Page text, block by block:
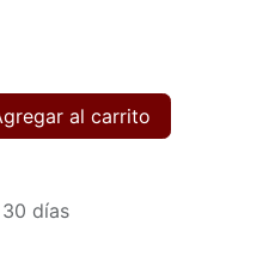
al carrito
días